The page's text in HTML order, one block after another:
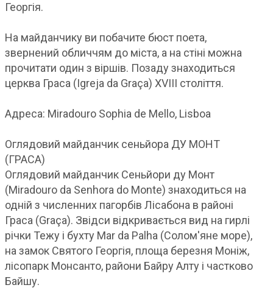
Георгія.
На майданчику ви побачите бюст поета,
звернений обличчям до міста, а на стіні можна
прочитати один з віршів. Позаду знаходиться
церква Граса (Igreja da Graça) XVIII століття.
Адреса: Miradouro Sophia de Mello, Lisboa
Оглядовий майданчик сеньйора ДУ МОНТ
(ГРАСА)
Оглядовий майданчик Сеньйори ду Монт
(Miradouro da Senhora do Monte) знаходиться на
одній з численних пагорбів Лісабона в районі
Граса (Graça). Звідси відкривається вид на гирлі
річки Тежу і бухту Mar da Palha (Солом'яне море),
на замок Святого Георгія, площа березня Моніж,
лісопарк Монсанто, райони Байру Алту і частково
Байшу.